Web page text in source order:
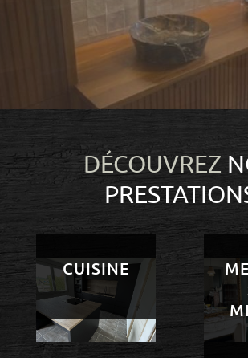
DÉCOUVREZ
CUISINE